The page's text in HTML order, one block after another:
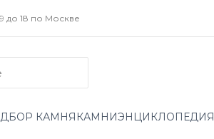
до 18 по Москве
КАМНЯ КАМНИЭНЦИКЛОПЕДИЯ